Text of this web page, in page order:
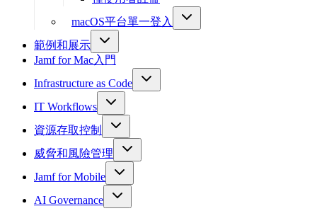
macOS平台單一登入
範例和展示
Jamf for Mac入門
Infrastructure as Code
IT Workflows
資源存取控制
威脅和風險管理
Jamf for Mobile
AI Governance